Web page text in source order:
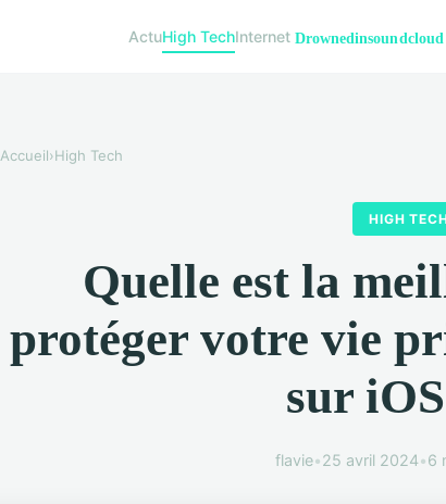
ActuHigh TechInternet
Accueil›High Tech
HIGH
Quelle est la
protéger votre vie
sur
flavie•25 avril 2024•6